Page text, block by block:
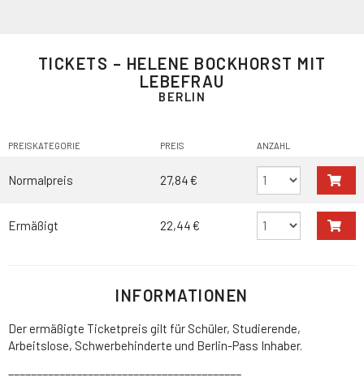
TICKETS – HELENE BOCKHORST MIT
LEBEFRAU
BERLIN
PREISKATEGORIE PREIS ANZAHL
Normalpreis 27,84 €
Ermäßigt 22,44 €
INFORMATIONEN
Der ermäßigte Ticketpreis gilt für Schüler, Studierende,
Arbeitslose, Schwerbehinderte und Berlin-Pass Inhaber.